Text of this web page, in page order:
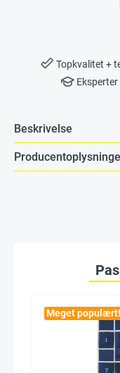
Topkvalitet +
Beskrivelse
Meget populært!